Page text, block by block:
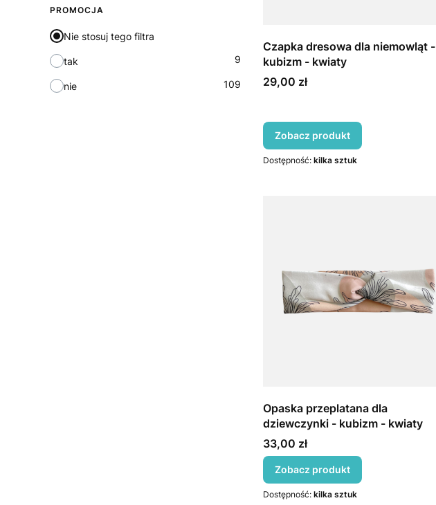
PROMOCJA
Nie stosuj tego filtra
tak 9
nie 109
Czapka dresowa dla niemowląt -
kubizm - kwiaty
Cena
29,00 zł
Zobacz produkt
Dostępność: kilka sztuk
Opaska przeplatana dla
dziewczynki - kubizm - kwiaty
Cena
33,00 zł
Zobacz produkt
Dostępność: kilka sztuk